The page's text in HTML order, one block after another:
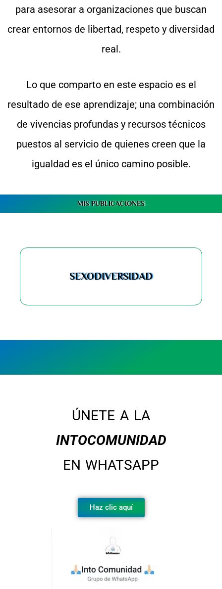
para asesorar a organizaciones que buscan
crear entornos de libertad, respeto y diversidad
real.
Lo que comparto en este espacio es el
resultado de ese aprendizaje; una combinación
de vivencias profundas y recursos técnicos
puestos al servicio de quienes creen que la
igualdad es el único camino posible.
MIS PUBLICACIONES
SEXODIVERSIDAD
ÚNETE A LA
INTOCOMUNIDAD
EN WHATSAPP
Haz clic aquí